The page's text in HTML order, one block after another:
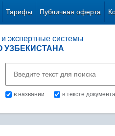
Тарифы Публичная оферта
экспертные системы
УЗБЕКИСТАНА
в названии в тексте документа